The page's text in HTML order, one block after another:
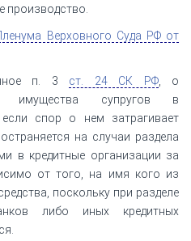
производство.
Верховного Суда РФ от
п. 3 ст. 24 СК РФ, о
имущества супругов в
спор о нем затрагивает
на случаи раздела
в кредитные организации за
от того, на имя кого из
поскольку при разделе
либо иных кредитных